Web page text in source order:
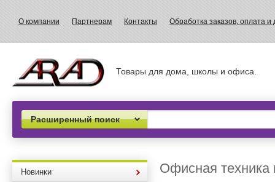
О компании Партнерам Контакты Обработка заказов, оплата и
Товары для дома, школы и офиса.
Расширенный поиск
Новинки Офисная